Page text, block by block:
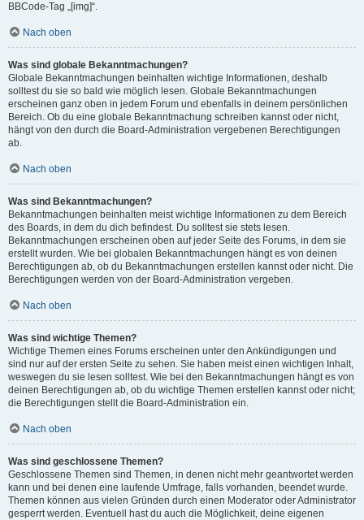
BBCode-Tag „[img]“.
Nach oben
Was sind globale Bekanntmachungen?
Globale Bekanntmachungen beinhalten wichtige Informationen, deshalb
solltest du sie so bald wie möglich lesen. Globale Bekanntmachungen
erscheinen ganz oben in jedem Forum und ebenfalls in deinem persönlichen
Bereich. Ob du eine globale Bekanntmachung schreiben kannst oder nicht,
hängt von den durch die Board-Administration vergebenen Berechtigungen
ab.
Nach oben
Was sind Bekanntmachungen?
Bekanntmachungen beinhalten meist wichtige Informationen zu dem Bereich
des Boards, in dem du dich befindest. Du solltest sie stets lesen.
Bekanntmachungen erscheinen oben auf jeder Seite des Forums, in dem sie
erstellt wurden. Wie bei globalen Bekanntmachungen hängt es von deinen
Berechtigungen ab, ob du Bekanntmachungen erstellen kannst oder nicht. Die
Berechtigungen werden von der Board-Administration vergeben.
Nach oben
Was sind wichtige Themen?
Wichtige Themen eines Forums erscheinen unter den Ankündigungen und
sind nur auf der ersten Seite zu sehen. Sie haben meist einen wichtigen Inhalt,
weswegen du sie lesen solltest. Wie bei den Bekanntmachungen hängt es von
deinen Berechtigungen ab, ob du wichtige Themen erstellen kannst oder nicht;
die Berechtigungen stellt die Board-Administration ein.
Nach oben
Was sind geschlossene Themen?
Geschlossene Themen sind Themen, in denen nicht mehr geantwortet werden
kann und bei denen eine laufende Umfrage, falls vorhanden, beendet wurde.
Themen können aus vielen Gründen durch einen Moderator oder Administrator
gesperrt werden. Eventuell hast du auch die Möglichkeit, deine eigenen